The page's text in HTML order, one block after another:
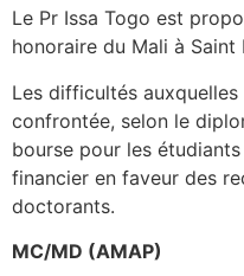
Le Pr Issa Togo est
honoraire du Mali à Saint
Les difficultés
confrontée, selon le
bourse pour les
financier en faveur des
doctorants.
MC/MD (AMAP)